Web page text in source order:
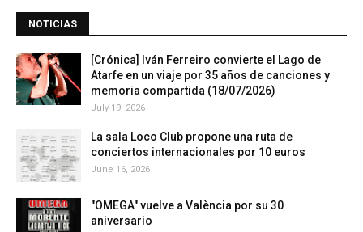
NOTICIAS
[Crónica] Iván Ferreiro convierte el Lago de
Atarfe en un viaje por 35 años de canciones y
memoria compartida (18/07/2026)
July 19, 2026
La sala Loco Club propone una ruta de
conciertos internacionales por 10 euros
June 16, 2026
"OMEGA" vuelve a València por su 30
aniversario